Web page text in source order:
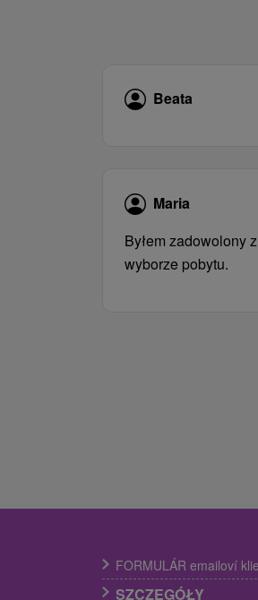
Beata
Maria
Byłem zadowolony
wyborze pobytu.
FORMULÁR emailoví
SZCZEGÓŁY